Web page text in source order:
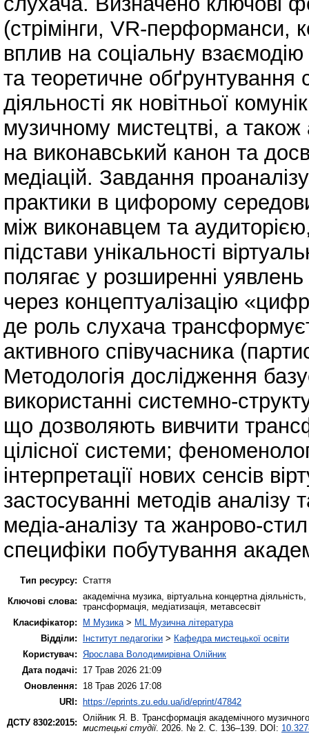
(стрімінги, VR-перформанси,
вплив на соціальну
та теоретичне обґрунтування
діяльності як новітньої
музичному мистецтві, а також
на виконавський канон та
медіацій. Завдання
практики в цифорому
між виконавцем та
підстави унікальності
полягає у розширенні уявлень
через концептуалізацію
де роль слухача
активного співучасника
Методологія дослідження
використанні системно-
що дозволяють вивчити
цілісної системи;
інтерпретації нових сенсів
застосуванні методів аналізу
медіа-аналізу та жанрово-
специфіки побутування
Тип ресурсу: Стаття
Ключові слова: академічна музика, віртуальна концертна
трансформація, медіатизація, метавсесвіт
Класифікатор:
M Музика > ML Музична література
Відділи:
Інститут педагогіки > Кафедра мистецької освіти
Користувач:
Ярослава Володимирівна Олійник
Дата подачі:
17 Трав 2026 21:09
Оновлення:
18 Трав 2026 17:08
URI: https://eprints.zu.edu.ua/id/eprint/47842
ДСТУ 8302:2015: Олійник Я. В. Трансформація академічного
мистецькі студії. 2026. № 2. С. 136–139. DOI: